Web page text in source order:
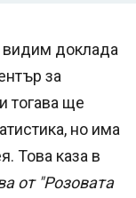
видим доклада
за
тогава ще
но има
Това каза в
от "Розовата